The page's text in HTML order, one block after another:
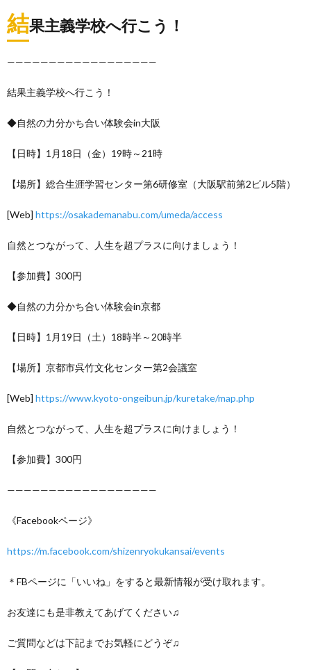
結果主義学校へ行こう！
——————————————————
結果主義学校へ行こう！
◆自然の力分かち合い体験会in大阪
【日時】1月18日（金）19時～21時
【場所】総合生涯学習センター第6研修室（大阪駅前第2ビル5階）
[Web] https://osakademanabu.com/umeda/access
自然とつながって、人生を超プラスに向けましょう！
【参加費】300円
◆自然の力分かち合い体験会in京都
【日時】1月19日（土）18時半～20時半
【場所】京都市呉竹文化センター第2会議室
[Web] https://www.kyoto-ongeibun.jp/kuretake/map.php
自然とつながって、人生を超プラスに向けましょう！
【参加費】300円
——————————————————
《Facebookページ》
https://m.facebook.com/shizenryokukansai/events
＊FBページに「いいね」をすると最新情報が受け取れます。
お友達にも是非教えてあげてください♫
ご質問などは下記までお気軽にどうぞ♫